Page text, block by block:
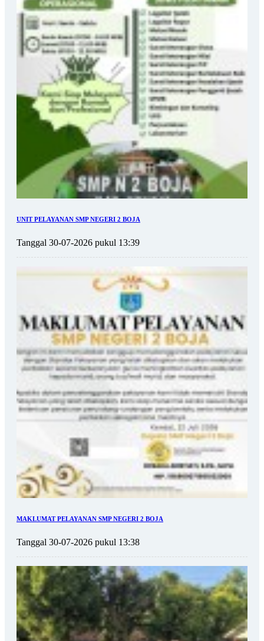
UNIT PELAYANAN SMP NEGERI 2 BOJA
Tanggal 30-07-2026 pukul 13:39
MAKLUMAT PELAYANAN SMP NEGERI 2 BOJA
Tanggal 30-07-2026 pukul 13:38